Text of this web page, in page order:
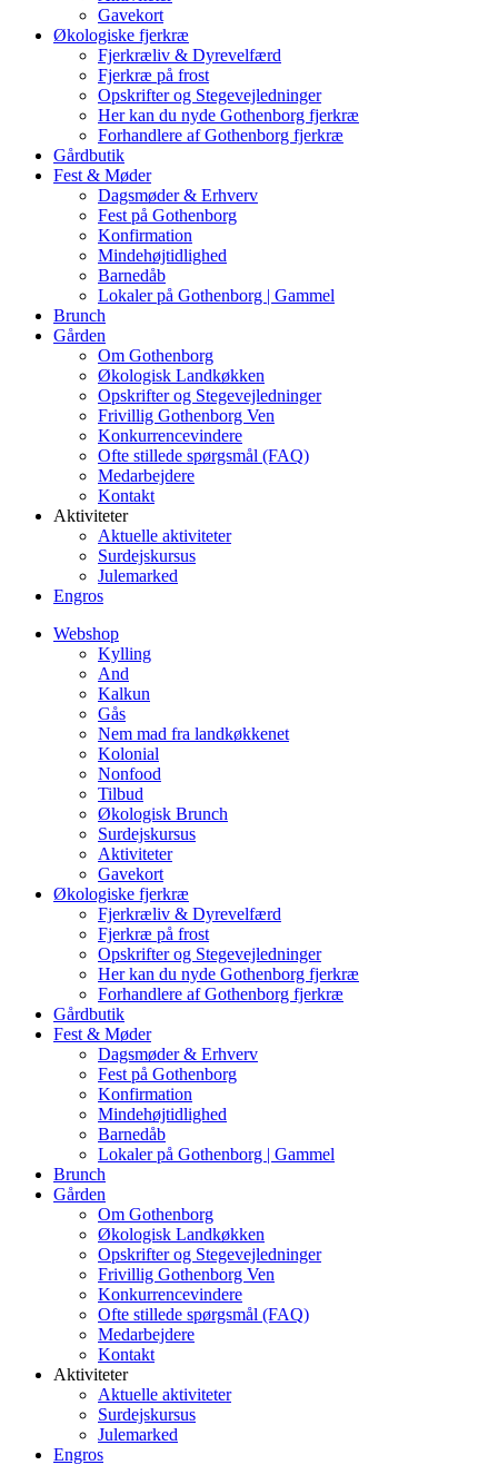
Gavekort
Økologiske fjerkræ
Fjerkræliv & Dyrevelfærd
Fjerkræ på frost
Opskrifter og Stegevejledninger
Her kan du nyde Gothenborg fjerkræ
Forhandlere af Gothenborg fjerkræ
Gårdbutik
Fest & Møder
Dagsmøder & Erhverv
Fest på Gothenborg
Konfirmation
Mindehøjtidlighed
Barnedåb
Lokaler på Gothenborg | Gammel
Brunch
Gården
Om Gothenborg
Økologisk Landkøkken
Opskrifter og Stegevejledninger
Frivillig Gothenborg Ven
Konkurrencevindere
Ofte stillede spørgsmål (FAQ)
Medarbejdere
Kontakt
Aktiviteter
Aktuelle aktiviteter
Surdejskursus
Julemarked
Engros
Webshop
Kylling
And
Kalkun
Gås
Nem mad fra landkøkkenet
Kolonial
Nonfood
Tilbud
Økologisk Brunch
Surdejskursus
Aktiviteter
Gavekort
Økologiske fjerkræ
Fjerkræliv & Dyrevelfærd
Fjerkræ på frost
Opskrifter og Stegevejledninger
Her kan du nyde Gothenborg fjerkræ
Forhandlere af Gothenborg fjerkræ
Gårdbutik
Fest & Møder
Dagsmøder & Erhverv
Fest på Gothenborg
Konfirmation
Mindehøjtidlighed
Barnedåb
Lokaler på Gothenborg | Gammel
Brunch
Gården
Om Gothenborg
Økologisk Landkøkken
Opskrifter og Stegevejledninger
Frivillig Gothenborg Ven
Konkurrencevindere
Ofte stillede spørgsmål (FAQ)
Medarbejdere
Kontakt
Aktiviteter
Aktuelle aktiviteter
Surdejskursus
Julemarked
Engros